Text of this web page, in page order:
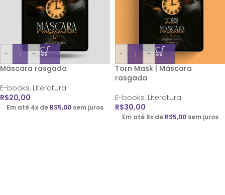
-
+
Máscara rasgada
E-books, Literatura
R$20,00
Em até 4x de R$5,00 sem juros
-
+
Torn Mask | Máscara
rasgada
E-books, Literatura
R$30,00
Em até 6x de R$5,00 sem juros